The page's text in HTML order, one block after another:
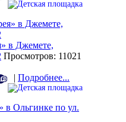
в Джемете,
Просмотров: 11021
| Подробнее...